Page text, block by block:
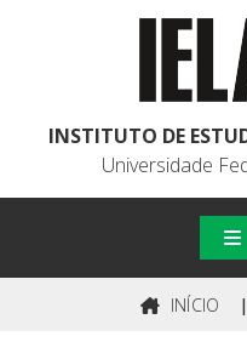
INSTITUTO DE
Universidade
INÍCIO |